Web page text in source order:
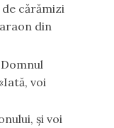
cărămizi
din
voi
şi voi